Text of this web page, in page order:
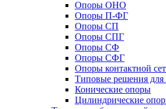
Опоры ОНО
Опоры П-ФГ
Опоры СП
Опоры СПГ
Опоры СФ
Опоры СФГ
Опоры контактной
Типовые решения
Конические опоры
Цилиндрические